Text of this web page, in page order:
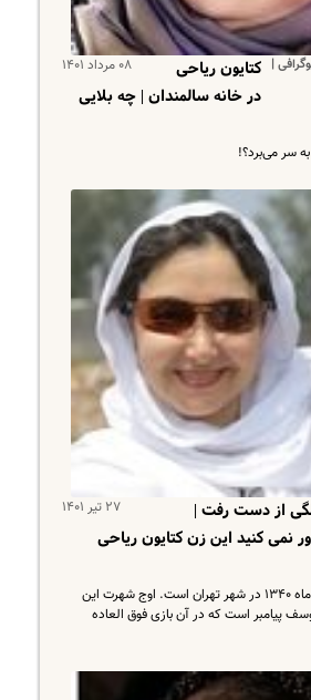
|
۰۸ مرداد ۱۴۰۱
کتایون ریاحی
در خانه سالمندان | چه بلایی
سر می‌برد؟!
۲۷ تیر ۱۴۰۱
ریاحی در 61 سالگی از دست رفت |
نمی کنید این زن کتایون ریاحی
کتایون ریاحی متولد دهم دی ماه ۱۳۴۰ در شهر تهران است. اوج شهرت این
پیامبر است که در آن بازی فوق العاده